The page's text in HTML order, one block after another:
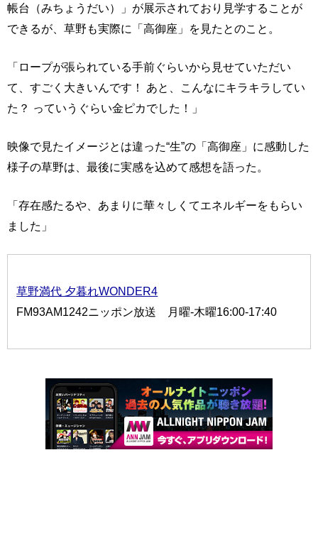
帳台（みちょうだい）」が展示されており見学することが
できるが、草野も実際に「高御座」を見たとのこと。
「ロープが張られている手前ぐらいから見せていただい
て、すごく大きいんです！ あと、こんなにキラキラしてい
た？ っていうぐらい金ピカでした！」
映像で見たイメージとは違った“生”の「高御座」に感動した
様子の草野は、最後に実感を込めて感想を語った。
「存在感たるや、あまりに華々しくてエネルギーをもらい
ました」
草野満代 夕暮れWONDER4
FM93AM1242ニッポン放送 月曜-木曜16:00-17:40